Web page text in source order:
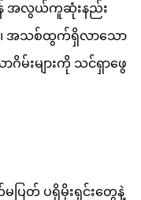
ရန် အလွယ်ကူဆုံးနည်း
ည်။ အသစ်ထွက်ရှိလာသော
းများကို သင်ရှာဖွေ
ြတ် ပရိုမိုးရှင်းတွေနဲ့